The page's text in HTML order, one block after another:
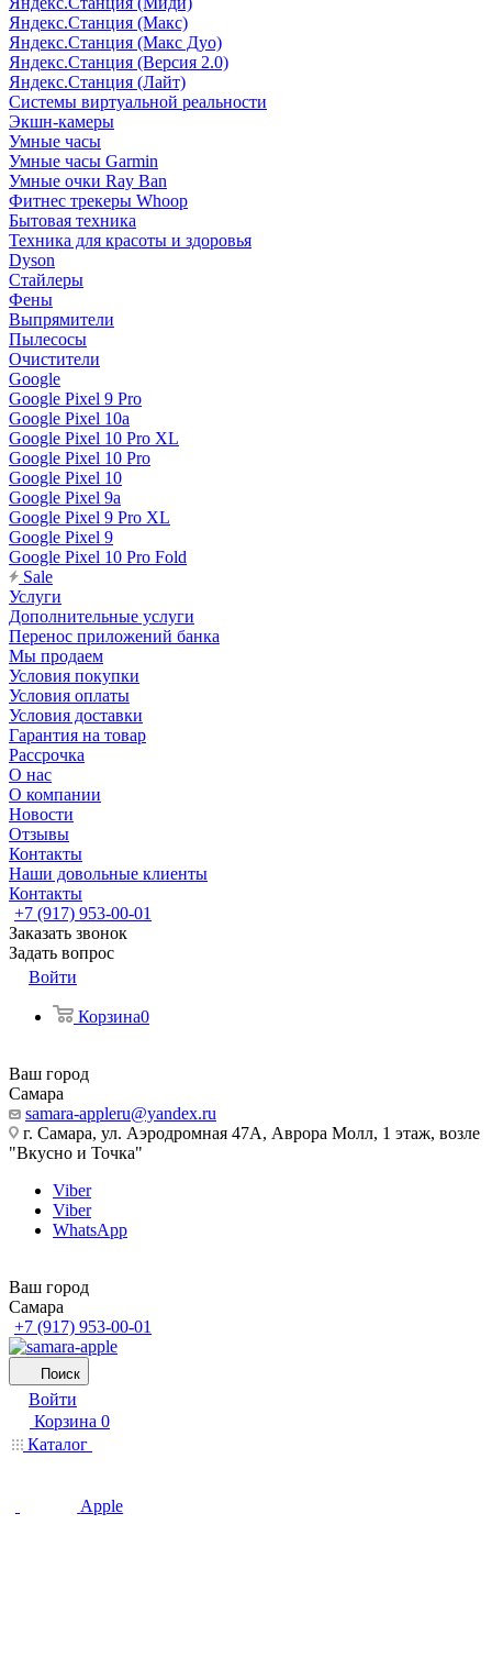
Яндекс.Станция (Макс)
Яндекс.Станция (Макс Дуо)
Яндекс.Станция (Версия 2.0)
Яндекс.Станция (Лайт)
Системы виртуальной реальности
Экшн-камеры
Умные часы
Умные часы Garmin
Умные очки Ray Ban
Фитнес трекеры Whoop
Бытовая техника
Техника для красоты и здоровья
Dyson
Стайлеры
Фены
Выпрямители
Пылесосы
Очистители
Google
Google Pixel 9 Pro
Google Pixel 10a
Google Pixel 10 Pro XL
Google Pixel 10 Pro
Google Pixel 10
Google Pixel 9a
Google Pixel 9 Pro XL
Google Pixel 9
Google Pixel 10 Pro Fold
Sale
Услуги
Дополнительные услуги
Перенос приложений банка
Мы продаем
Условия покупки
Условия оплаты
Условия доставки
Гарантия на товар
Рассрочка
О нас
О компании
Новости
Отзывы
Контакты
Наши довольные клиенты
Контакты
+7 (917) 953-00-01
Заказать звонок
Задать вопрос
Войти
Корзина0
Ваш город
Самара
samara-appleru@yandex.ru
г. Самара, ул. Аэродромная 47А, Аврора Молл, 1 этаж, возле
"Вкусно и Точка"
Viber
Viber
WhatsApp
Ваш город
Самара
+7 (917) 953-00-01
Поиск
Войти
Корзина 0
Каталог
Apple